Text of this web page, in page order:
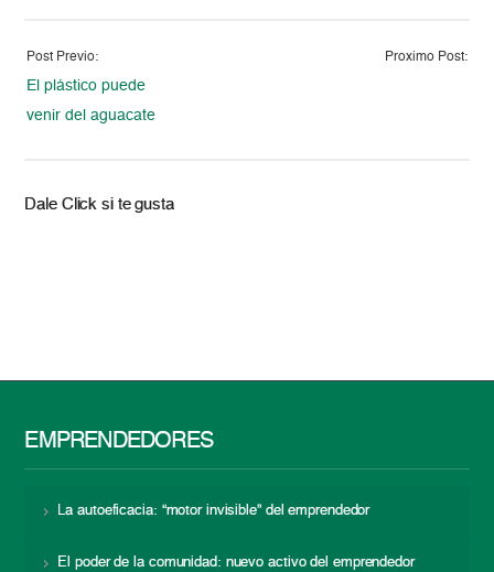
Post Previo:
El plástico puede
venir del aguacate
Proximo Post:
Dale Click si te gusta
EMPRENDEDORES
La autoeficacia: “motor invisible” del emprendedor
El poder de la comunidad: nuevo activo del emprendedor